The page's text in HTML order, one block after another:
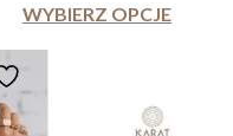
od
WYBIERZ OPCJE
Ten
produkt
wiele